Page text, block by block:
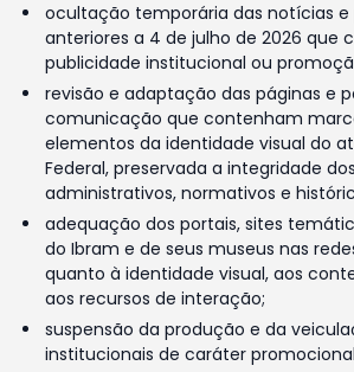
ocultação temporária das notícias e
anteriores a 4 de julho de 2026 que
publicidade institucional ou
revisão e adaptação das páginas e
comunicação que contenham
elementos da identidade visual do
Federal, preservada a integridade
administrativos, normativos e
adequação dos portais, sites
do Ibram e de seus museus nas
quanto à identidade visual, aos
aos recursos de interação;
suspensão da produção e da
institucionais de caráter